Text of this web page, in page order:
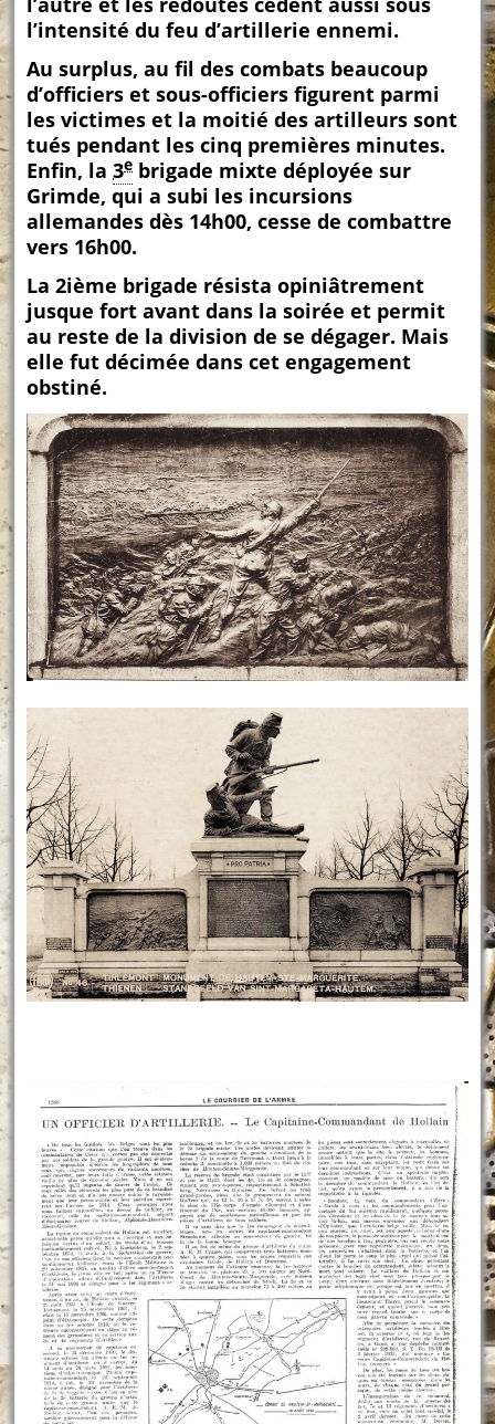
l’intensité du feu d’artillerie ennemi.
Au surplus, au fil des combats beaucoup
d’officiers et sous-officiers figurent parmi
les victimes et la moitié des artilleurs sont
tués pendant les cinq premières minutes.
Enfin, la3e brigade mixte déployée sur
Grimde, qui a subi les incursions
allemandes dès 14h00, cesse de combattre
vers 16h00.
La 2ième brigade résista opiniâtrement
jusque fort avant dans la soirée et permit
au reste de la division de se dégager. Mais
elle fut décimée dans cet engagement
obstiné.